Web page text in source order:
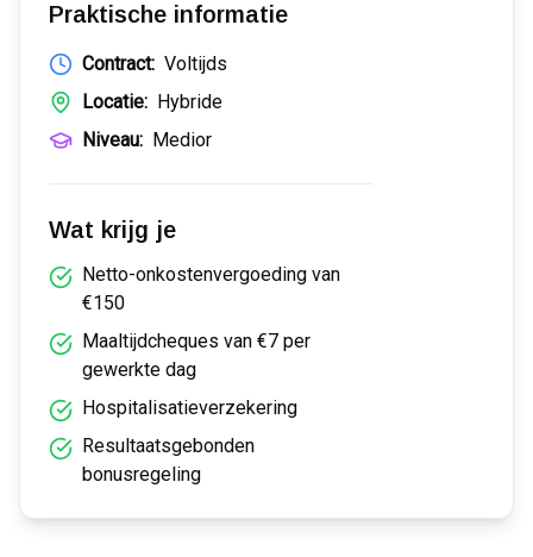
Praktische informatie
Contract: Voltijds
Locatie: Hybride
Niveau: Medior
Wat krijg je
Netto-onkostenvergoeding van
€150
Maaltijdcheques van €7 per
gewerkte dag
Hospitalisatieverzekering
Resultaatsgebonden
bonusregeling